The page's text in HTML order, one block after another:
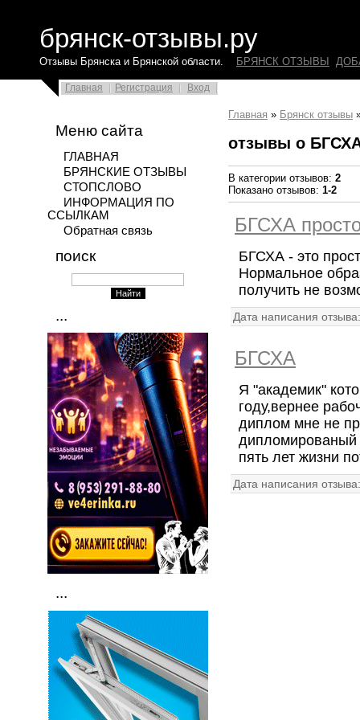
брянск-отзывы.ру
Отзывы Брянска и Брянской области. БРЯНСК ОТЗЫВЫ
Главная Регистрация Вход
Меню сайта
ГЛАВНАЯ
БРЯНСКИЕ ОТЗЫВЫ
СТОПСЛОВО
ИНФОРМАЦИЯ ПО
ССЫЛКАМ
Обратная связь
поиск
...
...
Главная » Брянск отзывы
отзывы о
В категории отзывов: 2
Показано отзывов: 1-2
БГСХА
БГСХА - это
Нормальное
получить не
Дата написания отзыва:
БГСХА
Я "академик"
году,вернее
диплом мне не
дипломированый
пять лет жизни
Дата написания отзыва: